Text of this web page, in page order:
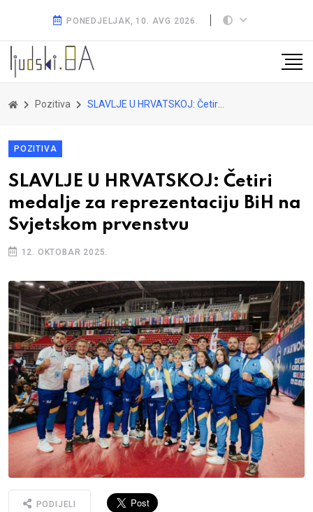
PONEDJELJAK, 10. AVG 2026.
Pozitiva SLAVLJE U HRVATSKOJ: Četiri medalje za reprezentaciju BiH na Svjetskom prvenstvu
POZITIVA
SLAVLJE U HRVATSKOJ: Četiri
medalje za reprezentaciju BiH na
Svjetskom prvenstvu
12. OKTOBAR 2025.
PODIJELI